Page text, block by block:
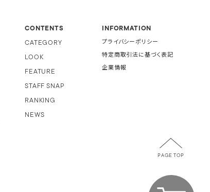
CONTENTS
CATEGORY
LOOK
FEATURE
STAFF SNAP
RANKING
NEWS
INFORMATION
プライバシーポリシー
特定商取引法に基づく表記
企業情報
PAGE TOP